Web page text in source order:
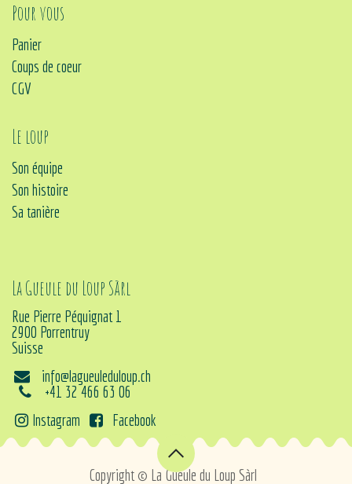
Pour vous
Panier
Coups de coeur
CGV
Le loup
Son équipe
Son histoire
Sa tanière
La Gueule du Loup Sàrl
Rue Pierre Péquignat 1
2900 Porrentruy
Suisse
info@lagueuleduloup.ch
+41 32 466 63 06
Instagram
Facebook
Copyright © La Gueule du Loup Sàrl